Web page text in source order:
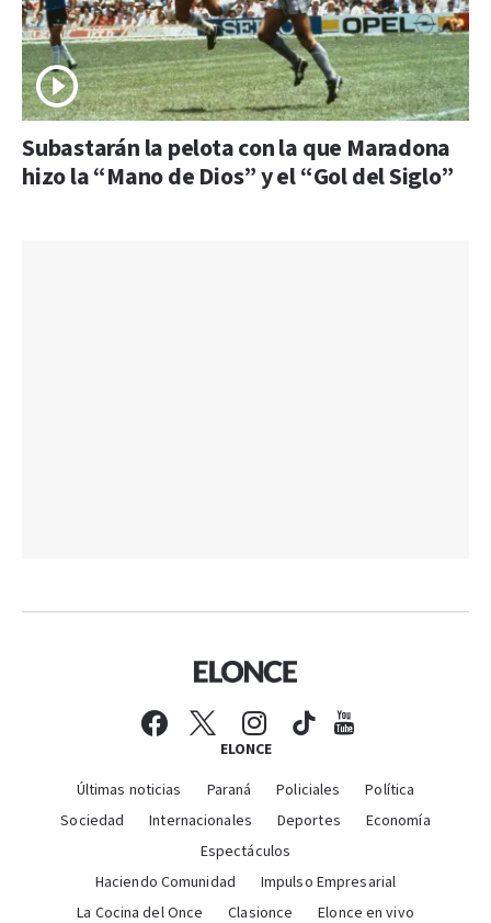
Subastarán la pelota con la que Maradona
hizo la “Mano de Dios” y el “Gol del Siglo”
ELONCE
Últimas noticias Paraná Policiales
Política
Sociedad
Internacionales Deportes
Economía
Espectáculos
Haciendo Comunidad
Impulso Empresarial
La Cocina del Once
Clasionce Elonce en vivo